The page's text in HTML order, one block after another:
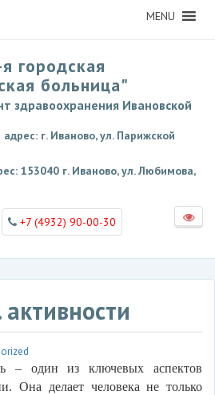
MENU
городская
больница"
здравоохранения Ивановской
г. Иваново, ул. Парижской
153040 г. Иваново, ул. Любимова,
+7 (4932) 90-00-30
– один из ключевых аспектов
Она делает человека не только